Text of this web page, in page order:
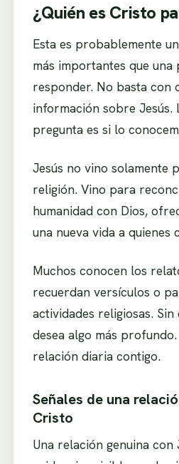
¿Quién es Cristo
Esta es probablemente
más importantes que una
responder. No basta con
información sobre Jesús.
pregunta es si lo
Jesús no vino solamente
religión. Vino para
humanidad con Dios,
una nueva vida a quienes
Muchos conocen los
recuerdan versículos o
actividades religiosas.
desea algo más
relación diaria contigo.
Señales de una
Cristo
Una relación genuina con